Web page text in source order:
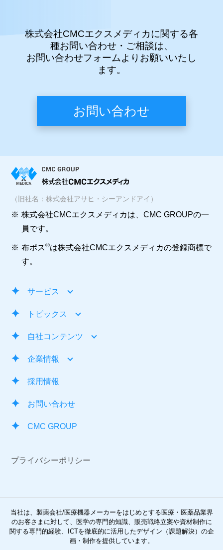
株式会社CMCエクスメディカに関する各
種お問い合わせ・ご相談は、
お問い合わせフォームよりお願いいたし
ます。
お問い合わせ
（旧社名：株式会社アサヒ・シーアンドアイ）
※ 株式会社CMCエクスメディカは、CMC GROUPの一
員です。
※ 布ポス®は株式会社CMCエクスメディカの登録商標で
す。
サービス
トピックス
自社コンテンツ
企業情報
採用情報
お問い合わせ
CMC GROUP
プライバシーポリシー
当社は、製薬会社/医療機器メーカーをはじめとする医療・医薬品業界
のお客さまに対して、医学の専門的知識、 販売戦略立案や資材制作に
関する専門的経験、ICTを徹底的に活用したデザイン（課題解決）の企
画・制作を提供しています。